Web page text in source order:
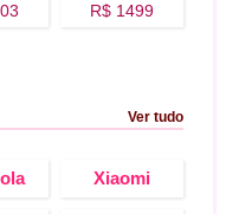
R$ 1499
Ver tudo
Xiaomi